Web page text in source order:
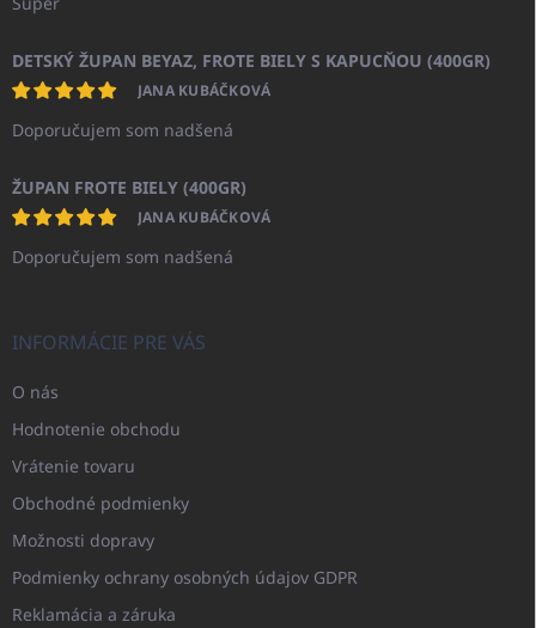
DETSKÝ ŽUPAN BEYAZ, FROTE BIELY S KAPUCŇOU (400GR)
JANA KUBÁČKOVÁ
Doporučujem som nadšená
ŽUPAN FROTE BIELY (400GR)
JANA KUBÁČKOVÁ
Doporučujem som nadšená
INFORMÁCIE PRE VÁS
O nás
Hodnotenie obchodu
Vrátenie tovaru
Obchodné podmienky
Možnosti dopravy
Podmienky ochrany osobných údajov GDPR
Reklamácia a záruka